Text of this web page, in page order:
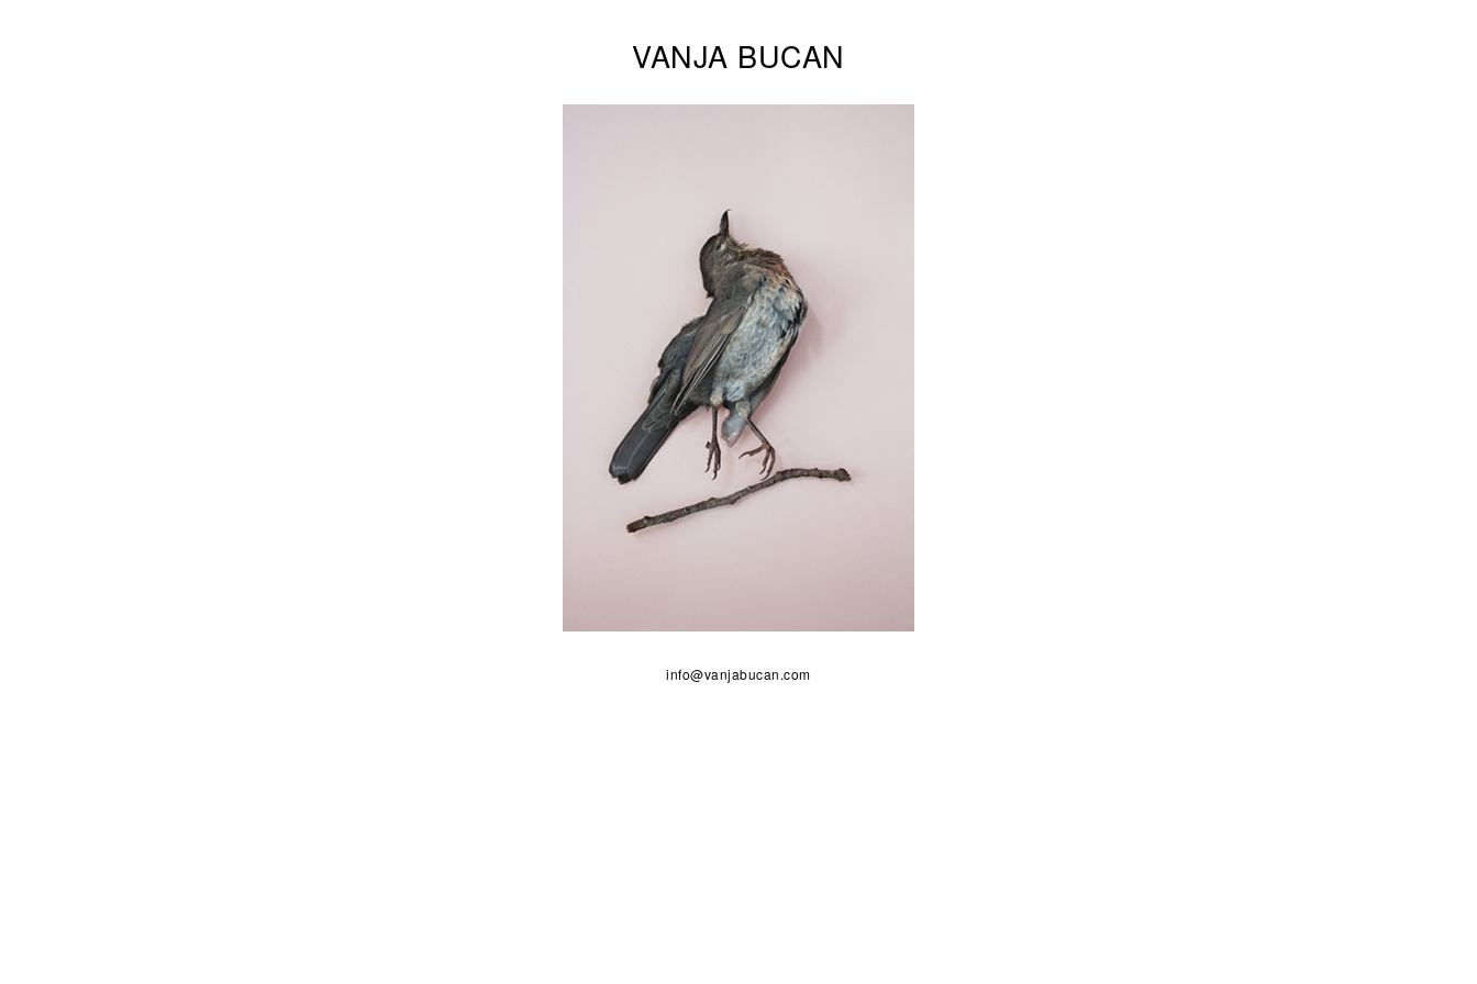
VANJA BUCAN
info@vanjabucan.com